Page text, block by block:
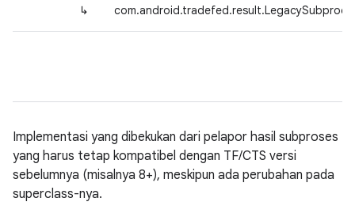
↳
Implementasi yang dibekukan dari pelapor hasil subproses
yang harus tetap kompatibel dengan TF/CTS versi
sebelumnya (misalnya 8+), meskipun ada perubahan pada
superclass-nya.